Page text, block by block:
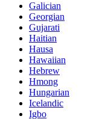
Galician
Georgian
Gujarati
Haitian
Hausa
Hawaiian
Hebrew
Hmong
Hungarian
Icelandic
Igbo